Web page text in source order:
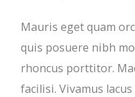
Mauris eget quam
quis posuere nibh
rhoncus porttitor.
facilisi. Vivamus